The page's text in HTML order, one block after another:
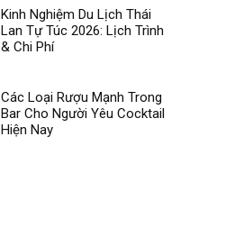
Kinh Nghiệm Du Lịch Thái
Lan Tự Túc 2026: Lịch Trình
& Chi Phí
Các Loại Rượu Mạnh Trong
Bar Cho Người Yêu Cocktail
Hiện Nay